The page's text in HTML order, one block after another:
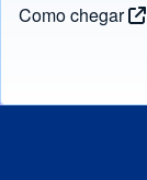
Como chegar